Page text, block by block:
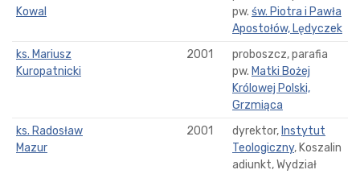
Kowal
pw. św. Piotra i Pawła
Apostołów, Lędyczek
ks. Mariusz
Kuropatnicki
2001
proboszcz, parafia
pw. Matki Bożej
Królowej Polski,
Grzmiąca
ks. Radosław
Mazur
2001 dyrektor, Instytut
Teologiczny, Koszalin
adiunkt, Wydział